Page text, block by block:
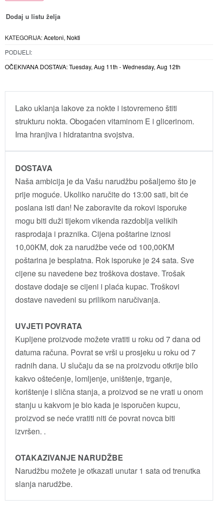
Dodaj u listu želja
KATEGORIJA:Acetoni, Nokti
PODIJELI:
OČEKIVANA DOSTAVA:Tuesday, Aug 11th - Wednesday, Aug 12th
Lako uklanja lakove za nokte i istovremeno štiti
strukturu nokta. Obogaćen vitaminom E i glicerinom.
Ima hranjiva i hidratantna svojstva.
DOSTAVA
Naša ambicija je da Vašu narudžbu pošaljemo što je
prije moguće. Ukoliko naručite do 13:00 sati, bit će
poslana isti dan! Ne zaboravite da rokovi isporuke
mogu biti duži tijekom vikenda razdoblja velikih
rasprodaja i praznika. Cijena poštarine iznosi
10,00KM, dok za narudžbe veće od 100,00KM
poštarina je besplatna. Rok isporuke je 24 sata. Sve
cijene su navedene bez troškova dostave. Trošak
dostave dodaje se cijeni i plaća kupac. Troškovi
dostave navedeni su prilikom naručivanja.
UVJETI POVRATA
Kupljene proizvode možete vratiti u roku od 7 dana od
datuma računa. Povrat se vrši u prosjeku u roku od 7
radnih dana. U slučaju da se na proizvodu otkrije bilo
kakvo oštećenje, lomljenje, uništenje, trganje,
korištenje i slična stanja, a proizvod se ne vrati u onom
stanju u kakvom je bio kada je isporučen kupcu,
proizvod se neće vratiti niti će povrat novca biti
izvršen. .
OTAKAZIVANJE NARUDŽBE
Narudžbu možete je otkazati unutar 1 sata od trenutka
slanja narudžbe.